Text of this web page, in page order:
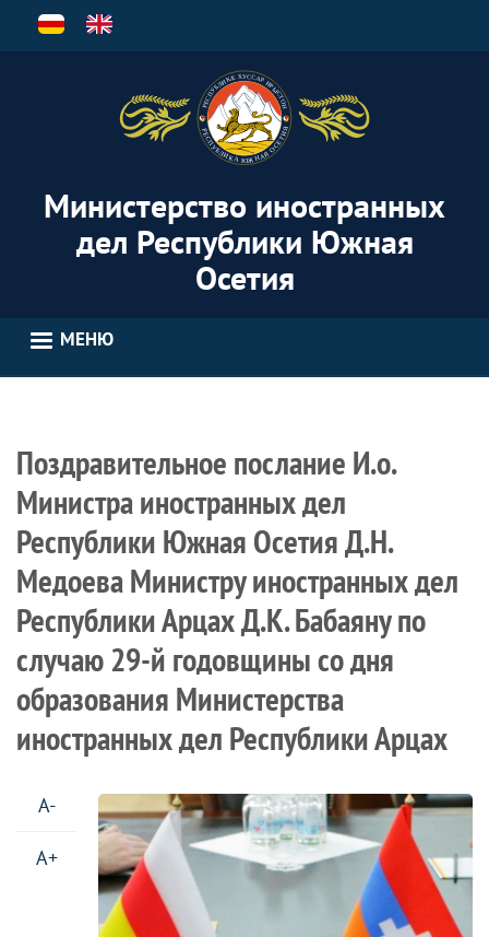
Перейти
Министерство иностранных
дел Республики Южная
Осетия
МЕНЮ
Поздравительное послание И.о.
Министра иностранных дел
Республики Южная Осетия Д.Н.
Медоева Министру иностранных дел
Республики Арцах Д.К. Бабаяну по
случаю 29-й годовщины со дня
образования Министерства
иностранных дел Республики Арцах
A-
A+